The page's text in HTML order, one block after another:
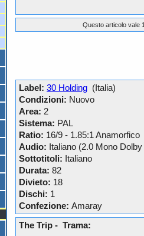
Questo articolo vale
Label: 30 Holding (Italia)
Condizioni: Nuovo
Area: 2
Sistema: PAL
Ratio: 16/9 - 1.85:1 Anamorfico
Audio: Italiano (2.0 Mono
Sottotitoli: Italiano
Durata: 82
Divieto: 18
Dischi: 1
Confezione: Amaray
The Trip - Trama: